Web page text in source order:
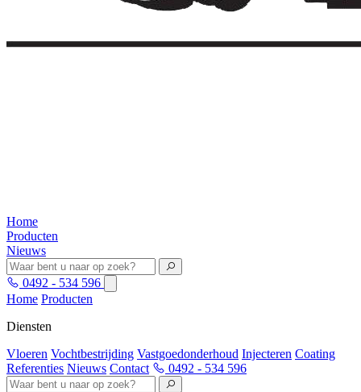
Home
Producten
Nieuws
0492 - 534 596
Home Producten
Diensten
Vloeren Vochtbestrijding Vastgoedonderhoud Injecteren Coating
Referenties Nieuws Contact 0492 - 534 596